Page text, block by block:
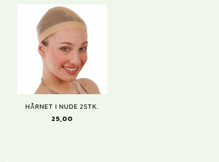
HÅRNET I NUDE 2STK.
25,00